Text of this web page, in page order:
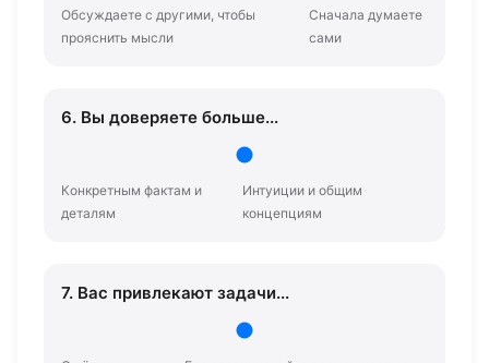
Обсуждаете с другими, чтобы
прояснить мысли
Сначала думаете
сами
6. Вы доверяете больше...
Конкретным фактам и
деталям
Интуиции и общим
концепциям
7. Вас привлекают задачи...